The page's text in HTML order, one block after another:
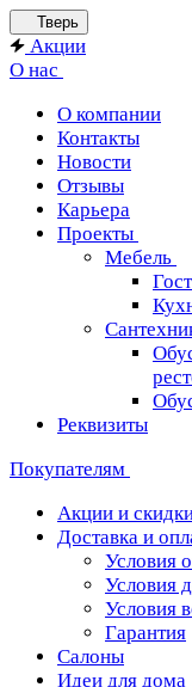
Тверь
Акции
О нас
О компании
Контакты
Новости
Отзывы
Карьера
Проекты
Мебель
Реквизиты
Покупателям
Акции и
Доставка и
Условия
Условия
Условия
Гарантия
Салоны
Идеи для дома